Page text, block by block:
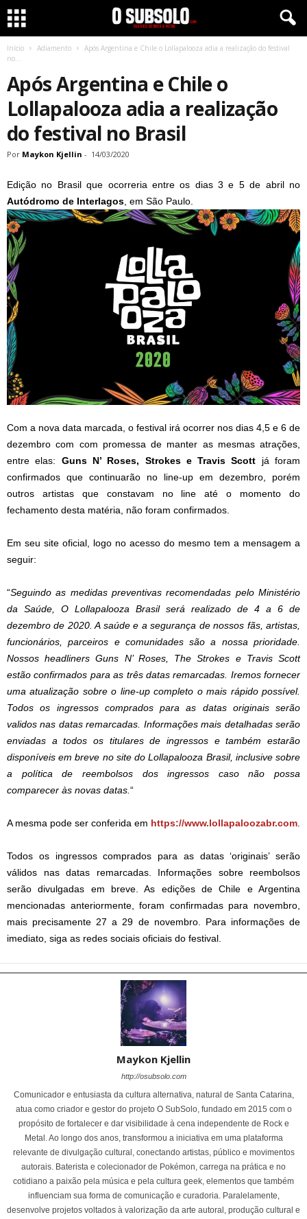
Início Adiamento
Após Argentina e Chile o Lollapalooza adia a realização do festival
no...
Após Argentina e Chile o
Lollapalooza adia a realização
do festival no Brasil
Por Maykon Kjellin - 14/03/2020
Edição no Brasil que ocorreria entre os dias 3 e 5 de abril no
Autódromo de Interlagos , em São Paulo.
Com a nova data marcada, o festival irá ocorrer nos dias 4,5 e 6 de
dezembro com com promessa de manter as mesmas atrações,
entre elas: Guns N’ Roses, Strokes e Travis Scott já foram
confirmados que continuarão no line-up em dezembro, porém
outros artistas que constavam no line até o momento do
fechamento desta matéria, não foram confirmados.
Em seu site oficial, logo no acesso do mesmo tem a mensagem a
seguir:
“Seguindo as medidas preventivas recomendadas pelo Ministério
da Saúde, O Lollapalooza Brasil será realizado de 4 a 6 de
dezembro de 2020. A saúde e a segurança de nossos fãs, artistas,
funcionários, parceiros e comunidades são a nossa prioridade.
Nossos headliners Guns N’ Roses, The Strokes e Travis Scott
estão confirmados para as três datas remarcadas. Iremos fornecer
uma atualização sobre o line-up completo o mais rápido possível.
Todos os ingressos comprados para as datas originais serão
validos nas datas remarcadas. Informações mais detalhadas serão
enviadas a todos os titulares de ingressos e também estarão
disponíveis em breve no site do Lollapalooza Brasil, inclusive sobre
a política de reembolsos dos ingressos caso não possa
comparecer às novas datas. “
A mesma pode ser conferida em https://www.lollapaloozabr.com
Todos os ingressos comprados para as datas ‘originais’ serão
válidos nas datas remarcadas. Informações sobre reembolsos
serão divulgadas em breve. As edições de Chile e Argentina
mencionadas anteriormente, foram confirmadas para novembro,
mais precisamente 27 a 29 de novembro. Para informações de
imediato, siga as redes sociais oficiais do festival.
Maykon Kjellin
http://osubsolo.com
Comunicador e entusiasta da cultura alternativa, natural de Santa Catarina,
atua como criador e gestor do projeto O SubSolo, fundado em 2015 com o
propósito de fortalecer e dar visibilidade à cena independente de Rock e
Metal. Ao longo dos anos, transformou a iniciativa em uma plataforma
relevante de divulgação cultural, conectando artistas, público e movimentos
autorais. Baterista e colecionador de Pokémon, carrega na prática e no
cotidiano a paixão pela música e pela cultura geek, elementos que também
influenciam sua forma de comunicação e curadoria. Paralelamente,
desenvolve projetos voltados à valorização da arte autoral, produção cultural e